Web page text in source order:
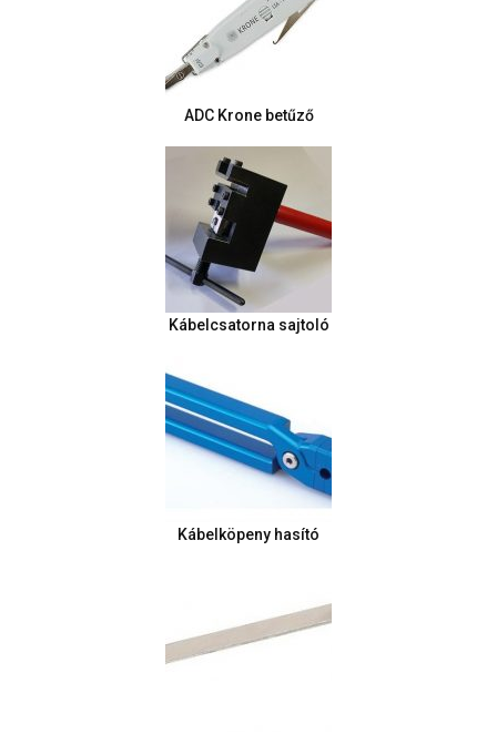
ADC Krone betűző
Kábelcsatorna sajtoló
Kábelköpeny hasító